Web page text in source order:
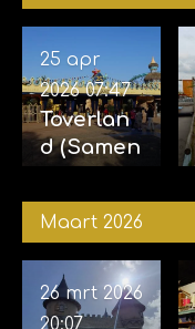
Toverlan
d (Samen
Sophie)
24-04-
2026
25 apr
2026 07:47
Maart 2026
26 mrt 2026
20:07